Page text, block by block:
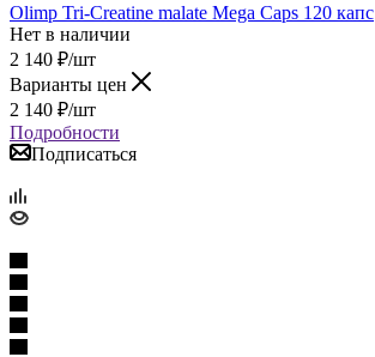
Olimp Tri-Creatine malate Mega Caps 120 капс
Нет в наличии
2 140 ₽/шт
Варианты цен
2 140 ₽/шт
Подробности
Подписаться